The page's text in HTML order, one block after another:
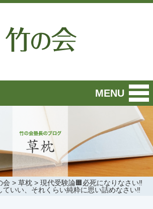
MENU
会 > 草枕> 現代受験論🟧必死になりなさい‼️
いい、それくらい純粋に思い詰めなさい‼️